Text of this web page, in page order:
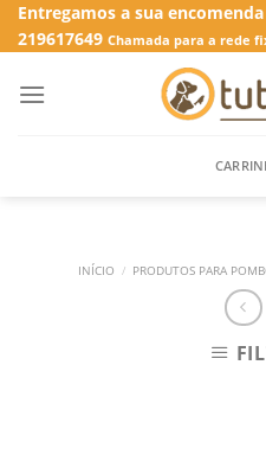
SkipEntregamos a sua
219617649 Chamada para a rede
INÍCIO / PRODUTOS PARA